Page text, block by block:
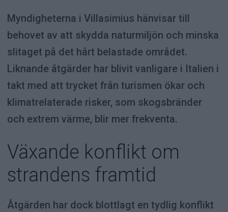
Myndigheterna i Villasimius hänvisar till
behovet av att skydda naturmiljön och minska
slitaget på det hårt belastade området.
Liknande åtgärder har blivit vanligare i Italien i
takt med att trycket från turismen ökar och
klimatrelaterade risker, som skogsbränder
och extrem värme, blir mer frekventa.
Växande konflikt om
strandens framtid
Åtgärden har dock blottlagt en tydlig konflikt